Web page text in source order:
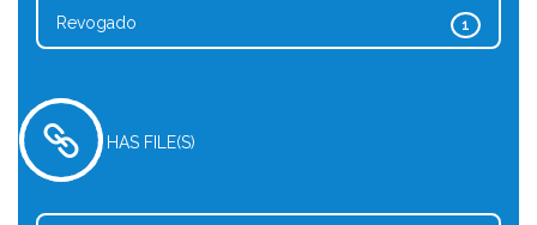
1
Revogado
HAS FILE(S)